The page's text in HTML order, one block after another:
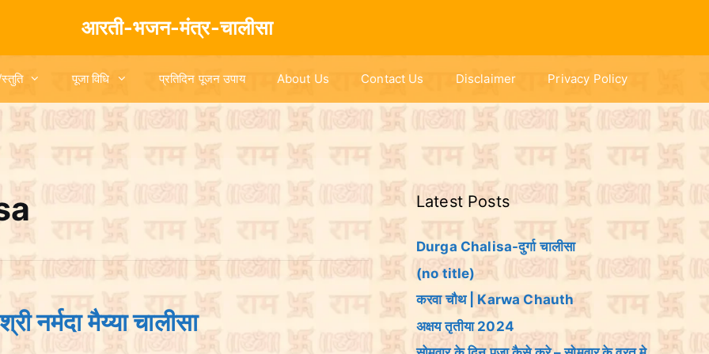
आरती-भजन-मंत्र-चालीसा
पूजा विधि प्रतिदिन पूजन उपाय About Us Contact Us Disclaimer Privacy Policy
मैय्या चालीसा
Latest Posts
Durga Chalisa-दुर्गा चालीसा
(no title)
करवा चौथ | Karwa Chauth
अक्षय तृतीया 2024